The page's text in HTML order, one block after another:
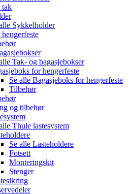
tak
Sykkelholder
Tak- og bagasjebokser
for hengerfeste
Se alle Bagasjeboks for hengerfeste
Tilbehør
og tilbehør
Thule lastesystem
Se alle Lasteholdere
Fotsett
Monteringskit
Stenger